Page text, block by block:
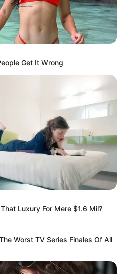
den Linden
Zweiten Weltkrieg wieder
sowohl monarchistische als
Garten Berlin
von Berlin kann der älteste Zoo
besucht werden, der mit
aus Tieren und
eine der beliebtesten
ist.
Botanischer Garten der
eine der
Get It Wrong
Luxury For Mere $1.6 Mil?
Worst TV Series Finales Of All